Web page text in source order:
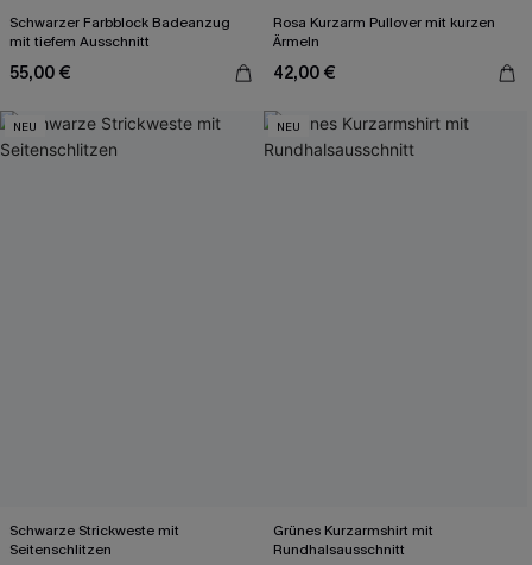
Schwarzer Farbblock Badeanzug
mit tiefem Ausschnitt
55,00 €
Rosa Kurzarm Pullover mit kurzen
Ärmeln
42,00 €
NEU
Schwarze Strickweste mit
Seitenschlitzen
NEU
Grünes Kurzarmshirt mit
Rundhalsausschnitt